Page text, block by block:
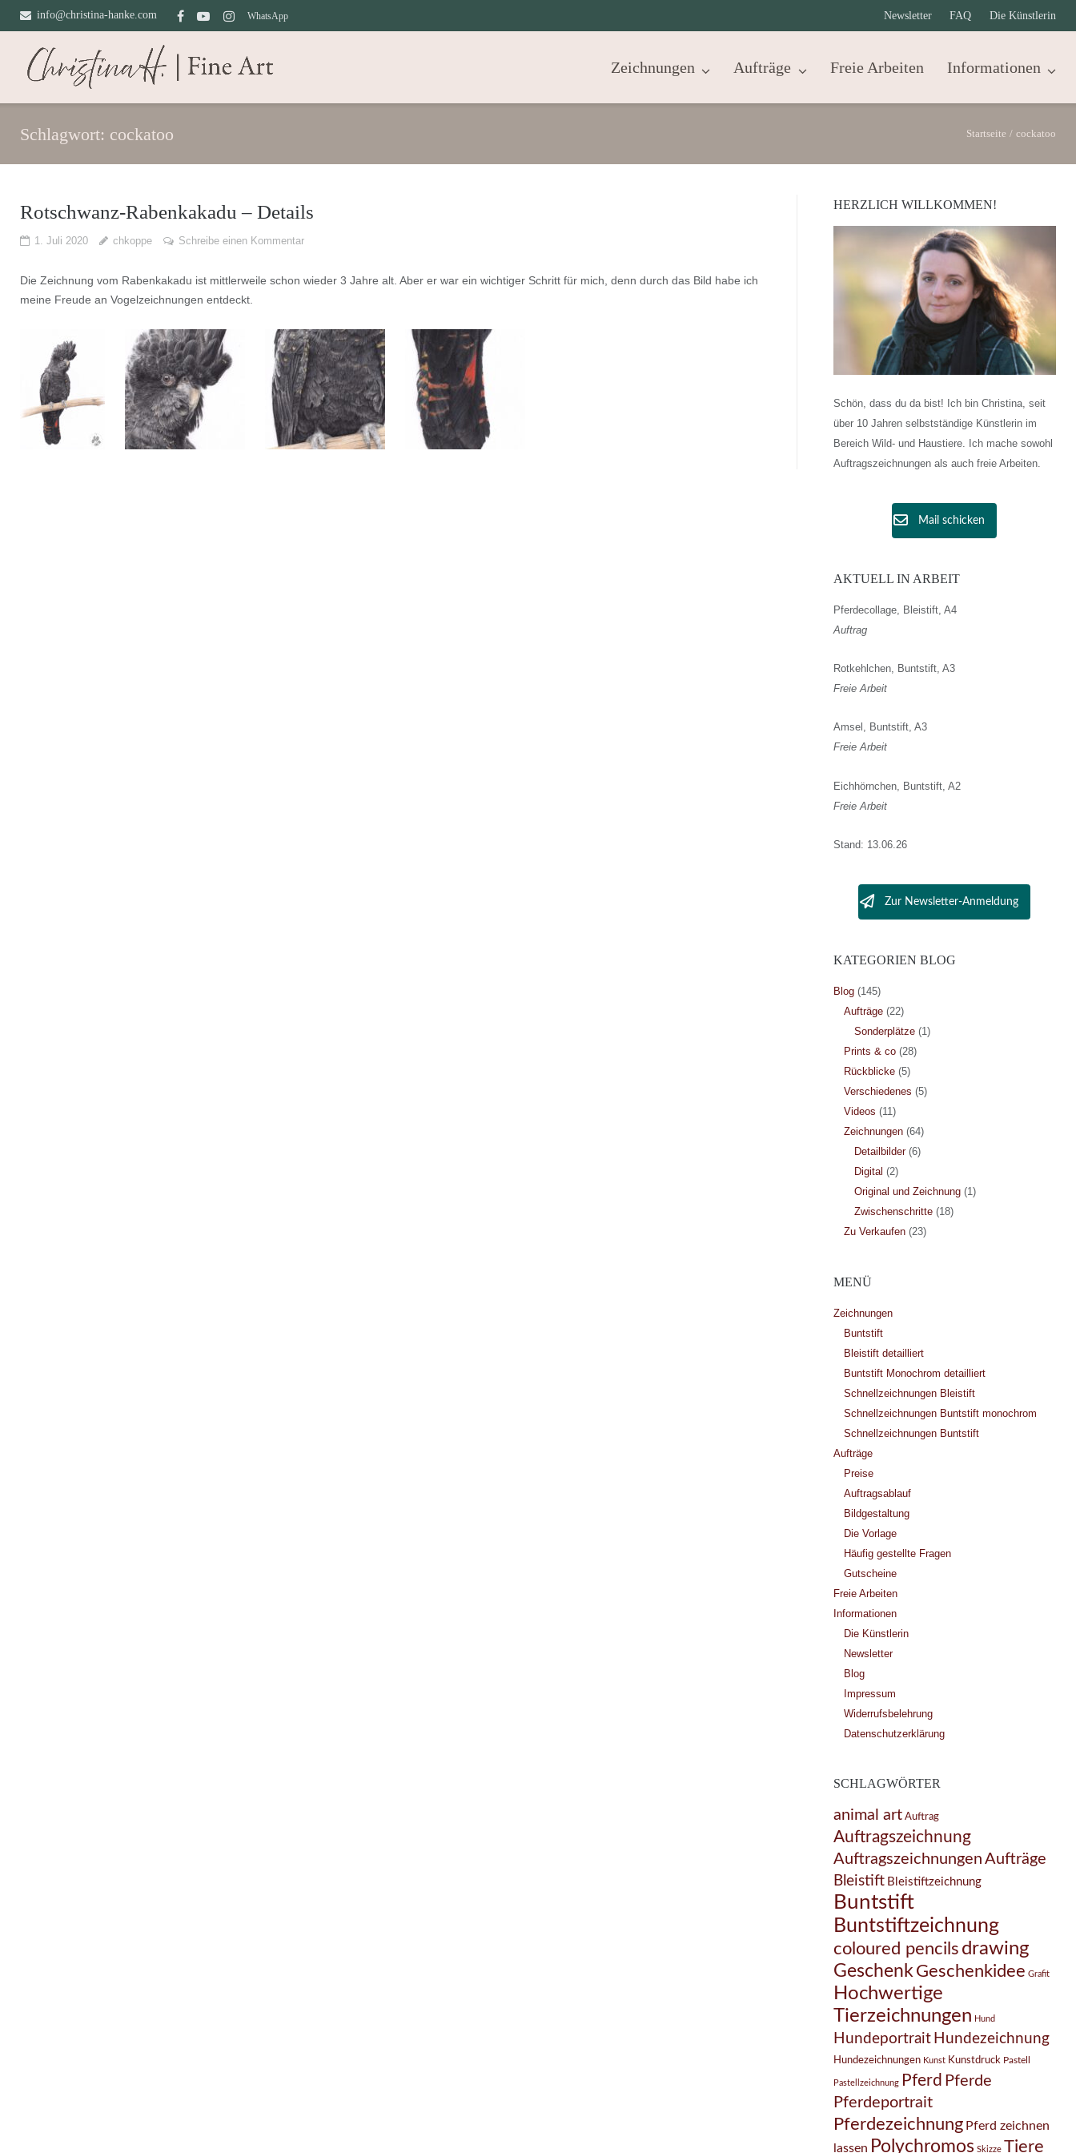
Direkt
info@christina-hanke.com WhatsApp Newsletter FAQ Die Künstlerin
Zeichnungen Aufträge Freie Arbeiten Informationen
Schlagwort: cockatoo Startseite / cockatoo
Rotschwanz-Rabenkakadu – Details
1. Juli 2020 chkoppe Schreibe einen Kommentar
Die Zeichnung vom Rabenkakadu ist mittlerweile schon wieder 3 Jahre alt. Aber er war ein wichtiger Schritt für mich, denn durch das Bild habe ich
meine Freude an Vogelzeichnungen entdeckt.
HERZLICH WILLKOMMEN!
Schön, dass du da bist! Ich bin Christina, seit
über 10 Jahren selbstständige Künstlerin im
Bereich Wild- und Haustiere. Ich mache sowohl
Auftragszeichnungen als auch freie Arbeiten.
Mail schicken
AKTUELL IN ARBEIT
Pferdecollage, Bleistift, A4
Auftrag
Rotkehlchen, Buntstift, A3
Freie Arbeit
Amsel, Buntstift, A3
Freie Arbeit
Eichhörnchen, Buntstift, A2
Freie Arbeit
Stand: 13.06.26
Zur Newsletter-Anmeldung
KATEGORIEN BLOG
Blog(145)
Aufträge(22)
Sonderplätze(1)
Prints & co(28)
Rückblicke(5)
Verschiedenes (5)
Videos (11)
Zeichnungen(64)
Detailbilder(6)
Digital (2)
Original und Zeichnung(1)
Zwischenschritte(18)
Zu Verkaufen(23)
MENÜ
Zeichnungen
Buntstift
Bleistift detailliert
Buntstift Monochrom detailliert
Schnellzeichnungen Bleistift
Schnellzeichnungen Buntstift monochrom
Schnellzeichnungen Buntstift
Aufträge
Preise
Auftragsablauf
Bildgestaltung
Die Vorlage
Häufig gestellte Fragen
Gutscheine
Freie Arbeiten
Informationen
Die Künstlerin
Newsletter
Blog
Impressum
Widerrufsbelehrung
Datenschutzerklärung
SCHLAGWÖRTER
animal art Auftrag
Auftragszeichnung
Auftragszeichnungen Aufträge
Bleistift Bleistiftzeichnung
Buntstift
Buntstiftzeichnung
coloured pencils drawing
Geschenk Geschenkidee Grafit
Hochwertige
Tierzeichnungen Hund
Hundeportrait Hundezeichnung
Hundezeichnungen Kunst Kunstdruck Pastell
Pastellzeichnung Pferd Pferde
Pferdeportrait
Pferdezeichnung Pferd zeichnen
lassen Polychromos Skizze Tiere